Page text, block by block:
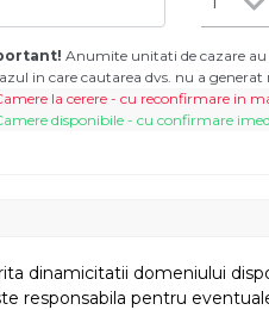
Anumite unitati de cazare
in care cautarea dvs. nu a
la cerere - cu reconfirmare in
disponibile - cu confirmare
dinamicitatii domeniului
responsabila pentru